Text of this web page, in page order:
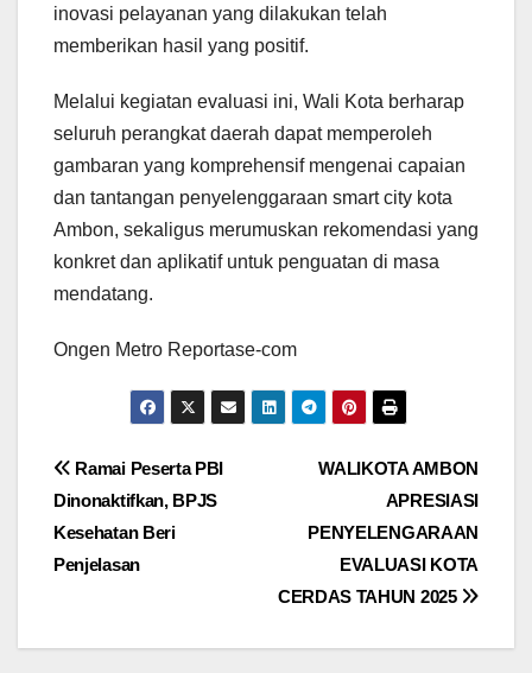
inovasi pelayanan yang dilakukan telah
memberikan hasil yang positif.
Melalui kegiatan evaluasi ini, Wali Kota berharap
seluruh perangkat daerah dapat memperoleh
gambaran yang komprehensif mengenai capaian
dan tantangan penyelenggaraan smart city kota
Ambon, sekaligus merumuskan rekomendasi yang
konkret dan aplikatif untuk penguatan di masa
mendatang.
Ongen Metro Reportase-com
Navigasi
pos
WALIKOTA AMBON
APRESIASI
PENYELENGARAAN
EVALUASI KOTA
CERDAS TAHUN 2025
Ramai Peserta PBI
Dinonaktifkan, BPJS
Kesehatan Beri
Penjelasan